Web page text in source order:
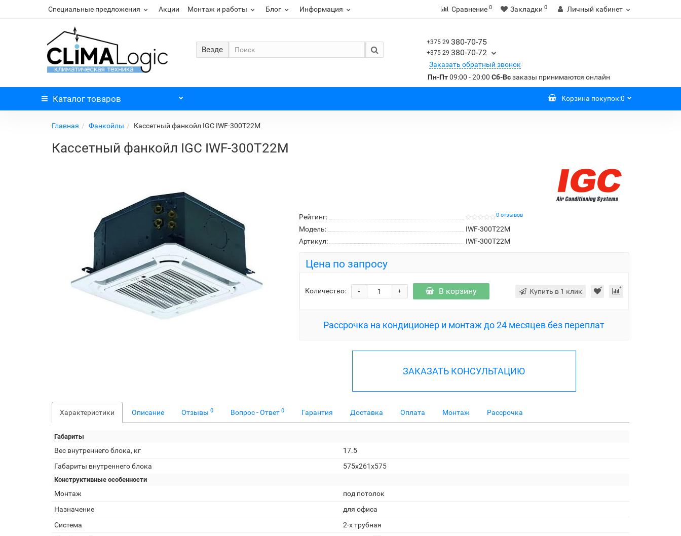
Специальные предложения Акции Монтаж и работы Блог Информация Сравнение 0 Закладки 0 Личный кабинет
Везде
+375 29 380-70-75
+375 29 380-70-72
Заказать обратный звонок
Пн-Пт09:00 - 20:00 Сб-Всзаказы принимаются онлайн
Каталог товаров Корзина покупок:0
Главная Фанкойлы Кассетный фанкойл IGC IWF-300T22M
Кассетный фанкойл IGC IWF-300T22M
Рейтинг: 0 отзывов
Модель:
IWF-300T22M
Артикул:
IWF-300T22M
Цена по запросу
Количество: +
- В корзину Купить в 1 клик
Рассрочка на кондиционер и монтаж до 24 месяцев без переплат
ЗАКАЗАТЬ КОНСУЛЬТАЦИЮ
Характеристики Описание Отзывы 0 Вопрос - Ответ 0 Гарантия Доставка Оплата Монтаж Рассрочка
Габариты
Вес внутреннего блока, кг
17.5
Габариты внутреннего блока
575x261x575
Конструктивные особенности
Монтаж
под потолок
Назначение
для офиса
Система
2-х трубная